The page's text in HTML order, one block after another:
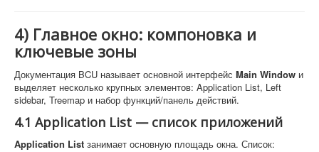
4) Главное окно: компоновка и
ключевые зоны
Документация BCU называет основной интерфейс Main Window и
выделяет несколько крупных элементов: Application List, Left
sidebar, Treemap и набор функций/панель действий.
4.1 Application List — список приложений
Application List занимает основную площадь окна. Список: